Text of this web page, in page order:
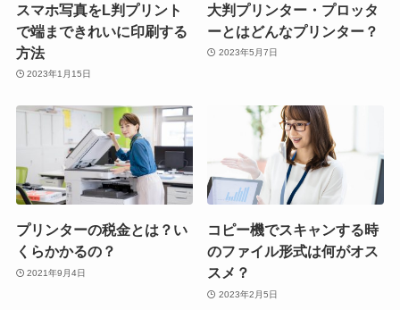
スマホ写真をL判プリント
で端まできれいに印刷する
方法
2023年1月15日
大判プリンター・プロッタ
ーとはどんなプリンター？
2023年5月7日
プリンターの税金とは？い
くらかかるの？
2021年9月4日
コピー機でスキャンする時
のファイル形式は何がオス
スメ？
2023年2月5日